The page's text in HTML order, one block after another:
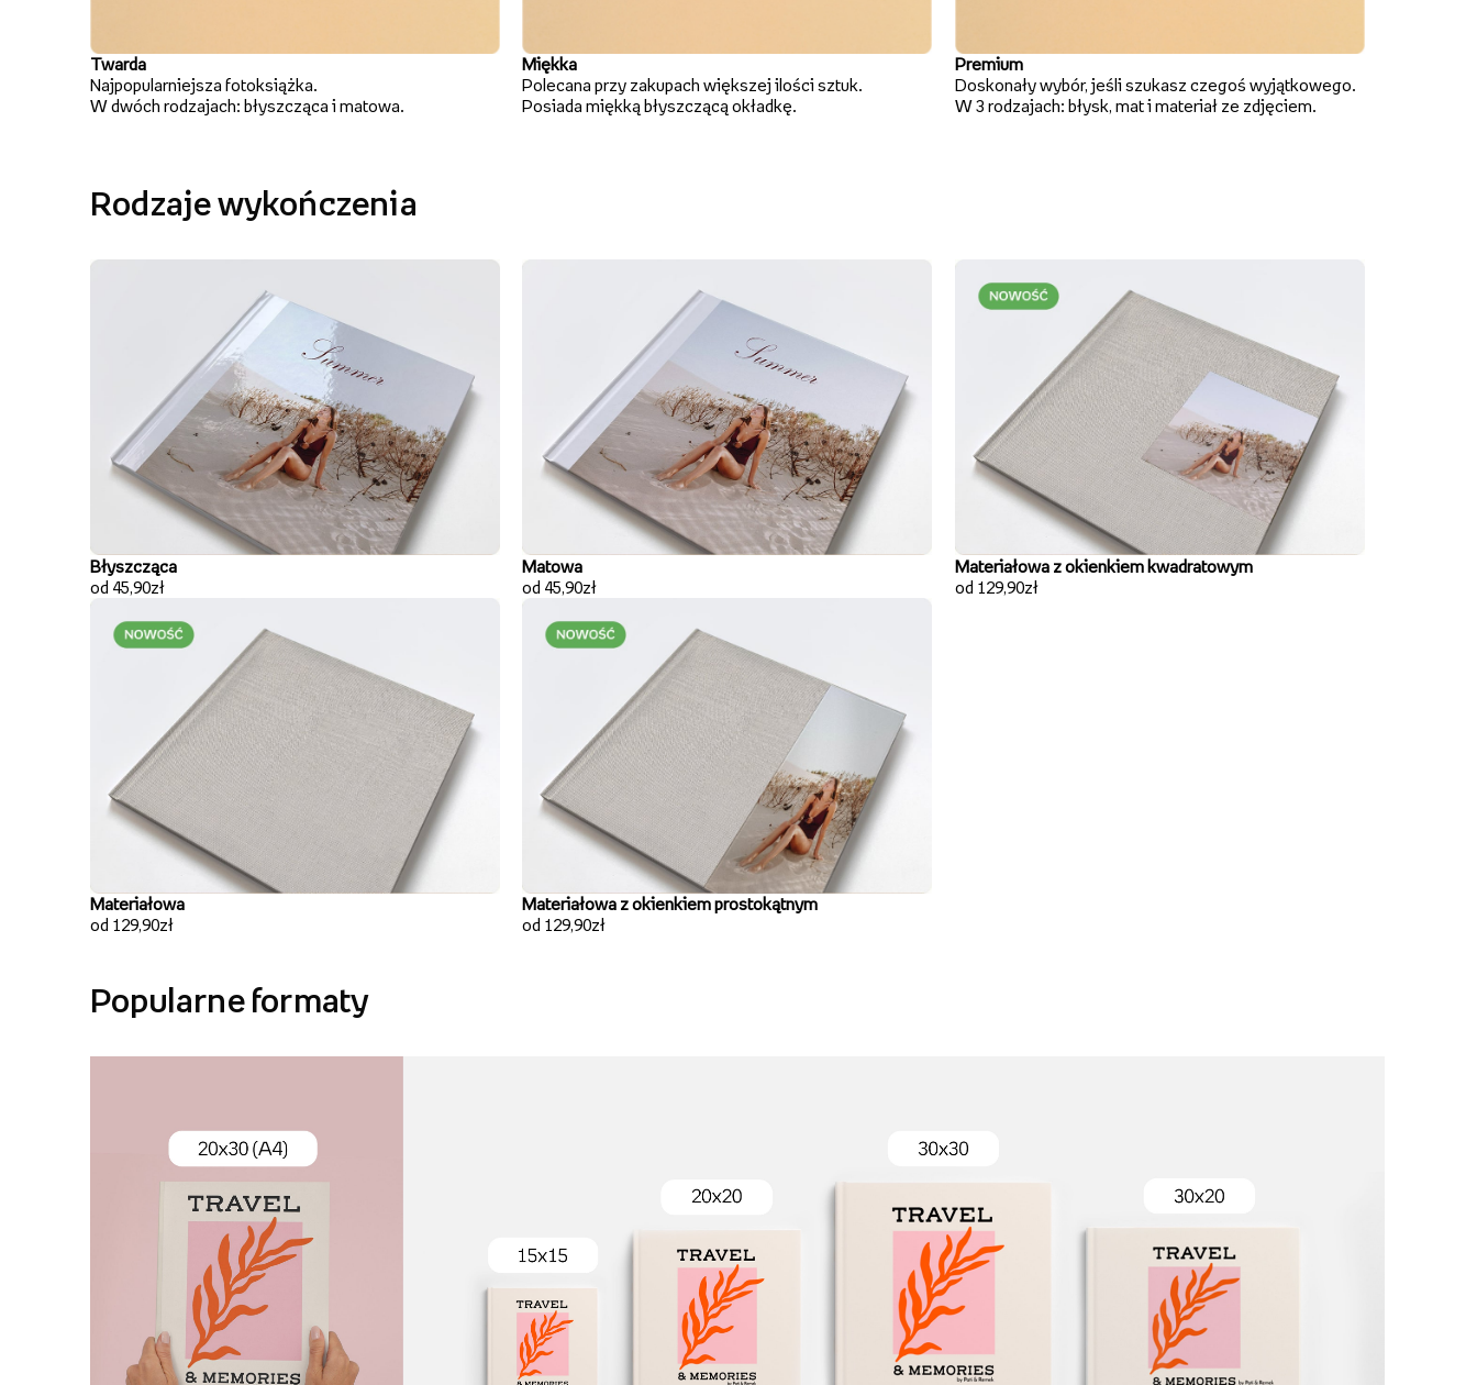
Twarda
Najpopularniejsza fotoksiążka.
W dwóch rodzajach: błyszcząca i matowa.
Miękka
Polecana przy zakupach większej ilości sztuk.
Posiada miękką błyszczącą okładkę.
Premium
Doskonały wybór, jeśli szukasz czegoś wyjątkowego.
W 3 rodzajach: błysk, mat i materiał ze zdjęciem.
Rodzaje wykończenia
Błyszcząca
od 45,90zł
Materiałowa
od 129,90zł
Matowa
od 45,90zł
Materiałowa z okienkiem prostokątnym
od 129,90zł
Materiałowa z okienkiem kwadratowym
od 129,90zł
Popularne formaty